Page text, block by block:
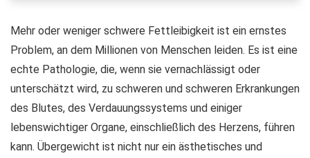
Mehr oder weniger schwere Fettleibigkeit ist ein ernstes
Problem, an dem Millionen von Menschen leiden. Es ist eine
echte Pathologie, die, wenn sie vernachlässigt oder
unterschätzt wird, zu schweren und schweren Erkrankungen
des Blutes, des Verdauungssystems und einiger
lebenswichtiger Organe, einschließlich des Herzens, führen
kann. Übergewicht ist nicht nur ein ästhetisches und